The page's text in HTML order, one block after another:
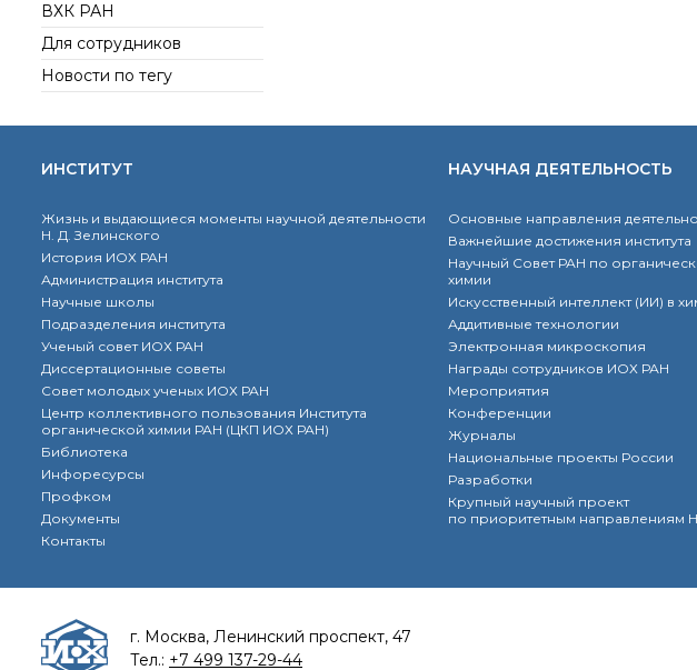
проект
ВХК РАН
Для сотрудников
Новости по тегу
ИНСТИТУТ
Жизнь и выдающиеся моменты научной деятельности
Н. Д. Зелинского
История ИОХ РАН
Администрация института
Научные школы
Подразделения института
Ученый совет ИОХ РАН
Диссертационные советы
Совет молодых ученых ИОХ РАН
Центр коллективного пользования Института
органической химии РАН (ЦКП ИОХ РАН)
Библиотека
Инфоресурсы
Профком
Документы
Контакты
НАУЧНАЯ ДЕЯТЕЛЬНОСТЬ
Основные направления
Важнейшие достижения института
Научный Совет РАН по
химии
Искусственный интеллект (ИИ) в
Аддитивные технологии
Электронная микроскопия
Награды сотрудников ИОХ РАН
Мероприятия
Конференции
Журналы
Национальные проекты России
Разработки
Крупный научный проект
по приоритетным направлениям
г. Москва, Ленинский проспект, 47
Тел.: +7 499 137-29-44